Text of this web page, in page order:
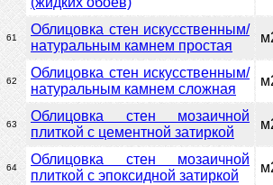
61
Облицовка стен искусственным/
натуральным камнем простая
62
Облицовка стен искусственным/
натуральным камнем сложная
63
Облицовка стен мозаичной
плиткой с цементной затиркой
64
Облицовка стен мозаичной
плиткой с эпоксидной затиркой